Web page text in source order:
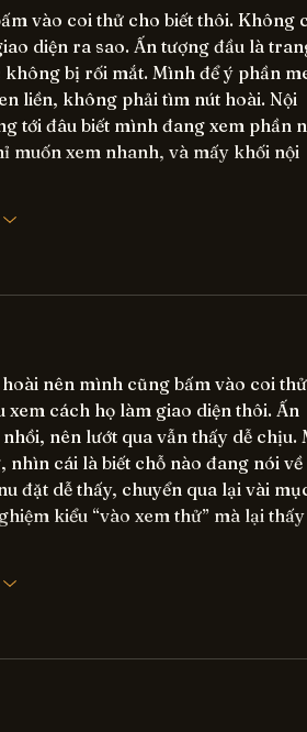
vào coi thử cho biết thôi. Không
diện ra sao. Ấn tượng đầu là
bị rối mắt. Mình để ý phần
liền, không phải tìm nút hoài. Nội
tới đâu biết mình đang xem phần
muốn xem nhanh, và mấy khối nội
nên mình cũng bấm vào coi thử
cách họ làm giao diện thôi. Ấn
nên lướt qua vẫn thấy dễ chịu.
cái là biết chỗ nào đang nói về
đặt dễ thấy, chuyển qua lại vài
kiểu “vào xem thử” mà lại